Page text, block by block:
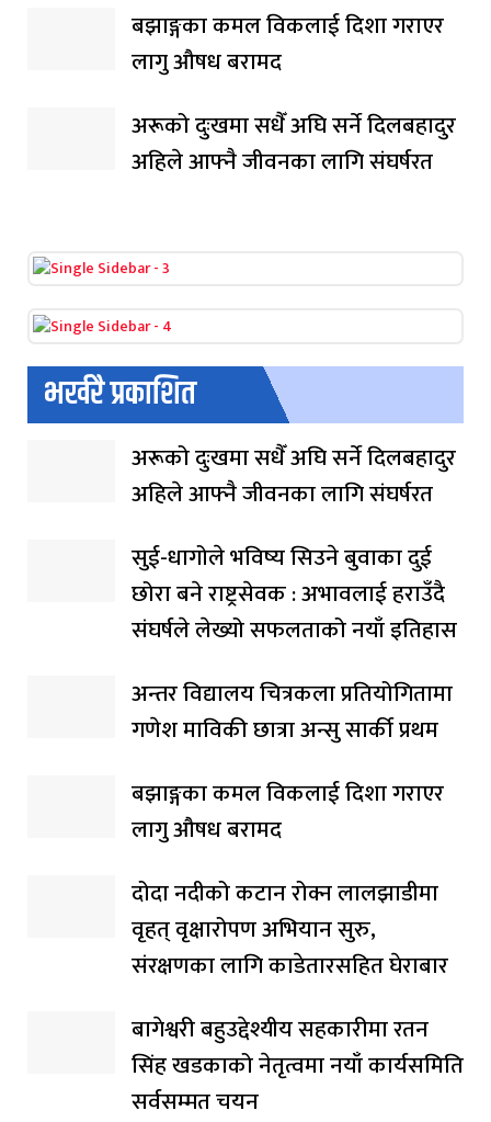
बझाङ्गका कमल विकलाई दिशा गराएर
लागु औषध बरामद
अरूको दुःखमा सधैँ अघि सर्ने दिलबहादुर
अहिले आफ्नै जीवनका लागि संघर्षरत
भर्खरै प्रकाशित
अरूको दुःखमा सधैँ अघि सर्ने दिलबहादुर
अहिले आफ्नै जीवनका लागि संघर्षरत
सुई-धागोले भविष्य सिउने बुवाका दुई
छोरा बने राष्ट्रसेवक : अभावलाई हराउँदै
संघर्षले लेख्यो सफलताको नयाँ इतिहास
अन्तर विद्यालय चित्रकला प्रतियोगितामा
गणेश माविकी छात्रा अन्सु सार्की प्रथम
बझाङ्गका कमल विकलाई दिशा गराएर
लागु औषध बरामद
दोदा नदीको कटान रोक्न लालझाडीमा
वृहत् वृक्षारोपण अभियान सुरु,
संरक्षणका लागि काडेतारसहित घेराबार
बागेश्वरी बहुउद्देश्यीय सहकारीमा रतन
सिंह खडकाको नेतृत्वमा नयाँ कार्यसमिति
सर्वसम्मत चयन